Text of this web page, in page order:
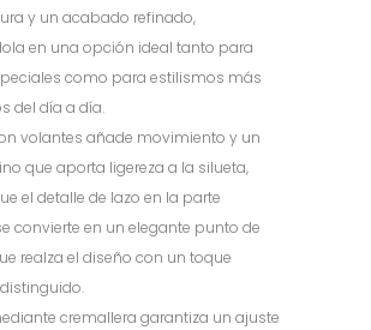
y un acabado refinado,
en una opción ideal tanto para
como para estilismos más
del día a día.
volantes añade movimiento y un
que aporta ligereza a la silueta,
el detalle de lazo en la parte
convierte en un elegante punto de
realza el diseño con un toque
cremallera garantiza un ajuste